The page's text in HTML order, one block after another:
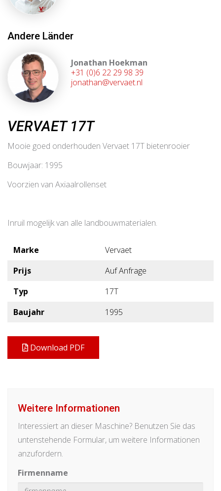
Andere Länder
Jonathan Hoekman
+31 (0)6 22 29 98 39
jonathan@vervaet.nl
VERVAET 17T
Mooie goed onderhouden Vervaet 17T bietenrooier
Bouwjaar: 1995
Voorzien van Axiaalrollenset
Inruil mogelijk van alle landbouwmaterialen.
Marke
Vervaet
Prijs
Auf Anfrage
Typ
17T
Baujahr
1995
Download PDF
Weitere Informationen
Interessiert an dieser Maschine? Benutzen Sie das
untenstehende Formular, um weitere Informationen
anzufordern.
Firmenname